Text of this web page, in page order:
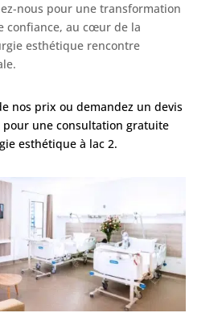
nous pour une transformation
confiance, au cœur de la
esthétique rencontre
nos prix ou demandez un devis
une consultation gratuite
esthétique à lac 2.